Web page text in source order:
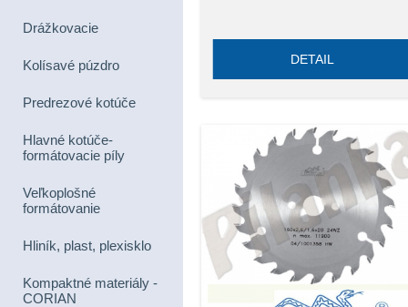
Drážkovacie
Kolísavé púzdro
Predrezové kotúče
Hlavné kotúče-
formátovacie píly
Veľkoplošné
formátovanie
Hliník, plast, plexisklo
Kompaktné materiály -
CORIAN
DETAIL